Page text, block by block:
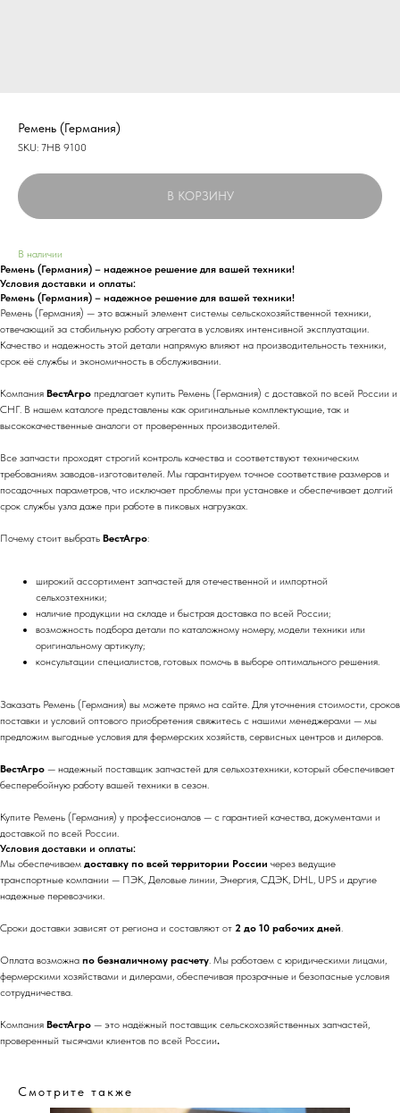
Ремень (Германия)
SKU: 7HB 9100
В КОРЗИНУ
В наличии
Ремень (Германия) – надежное решение для вашей техники!
Условия доставки и оплаты:
Ремень (Германия) – надежное решение для вашей техники!
Ремень (Германия) — это важный элемент системы сельскохозяйственной техники,
отвечающий за стабильную работу агрегата в условиях интенсивной эксплуатации.
Качество и надежность этой детали напрямую влияют на производительность техники,
срок её службы и экономичность в обслуживании.
Компания ВестАгро предлагает купить Ремень (Германия) с доставкой по всей России и
СНГ. В нашем каталоге представлены как оригинальные комплектующие, так и
высококачественные аналоги от проверенных производителей.
Все запчасти проходят строгий контроль качества и соответствуют техническим
требованиям заводов-изготовителей. Мы гарантируем точное соответствие размеров и
посадочных параметров, что исключает проблемы при установке и обеспечивает долгий
срок службы узла даже при работе в пиковых нагрузках.
Почему стоит выбрать ВестАгро:
широкий ассортимент запчастей для отечественной и импортной
сельхозтехники;
наличие продукции на складе и быстрая доставка по всей России;
возможность подбора детали по каталожному номеру, модели техники или
оригинальному артикулу;
консультации специалистов, готовых помочь в выборе оптимального решения.
Заказать Ремень (Германия) вы можете прямо на сайте. Для уточнения стоимости, сроков
поставки и условий оптового приобретения свяжитесь с нашими менеджерами — мы
предложим выгодные условия для фермерских хозяйств, сервисных центров и дилеров.
ВестАгро — надежный поставщик запчастей для сельхозтехники, который обеспечивает
бесперебойную работу вашей техники в сезон.
Купите Ремень (Германия) у профессионалов — с гарантией качества, документами и
доставкой по всей России.
Условия доставки и оплаты:
Мы обеспечиваем доставку по всей территории России через ведущие
транспортные компании — ПЭК, Деловые линии, Энергия, СДЭК, DHL, UPS и другие
надежные перевозчики.
Сроки доставки зависят от региона и составляют от 2 до 10 рабочих дней.
Оплата возможна по безналичному расчету. Мы работаем с юридическими лицами,
фермерскими хозяйствами и дилерами, обеспечивая прозрачные и безопасные условия
сотрудничества.
Компания ВестАгро — это надёжный поставщик сельскохозяйственных запчастей,
проверенный тысячами клиентов по всей России.
Смотрите также